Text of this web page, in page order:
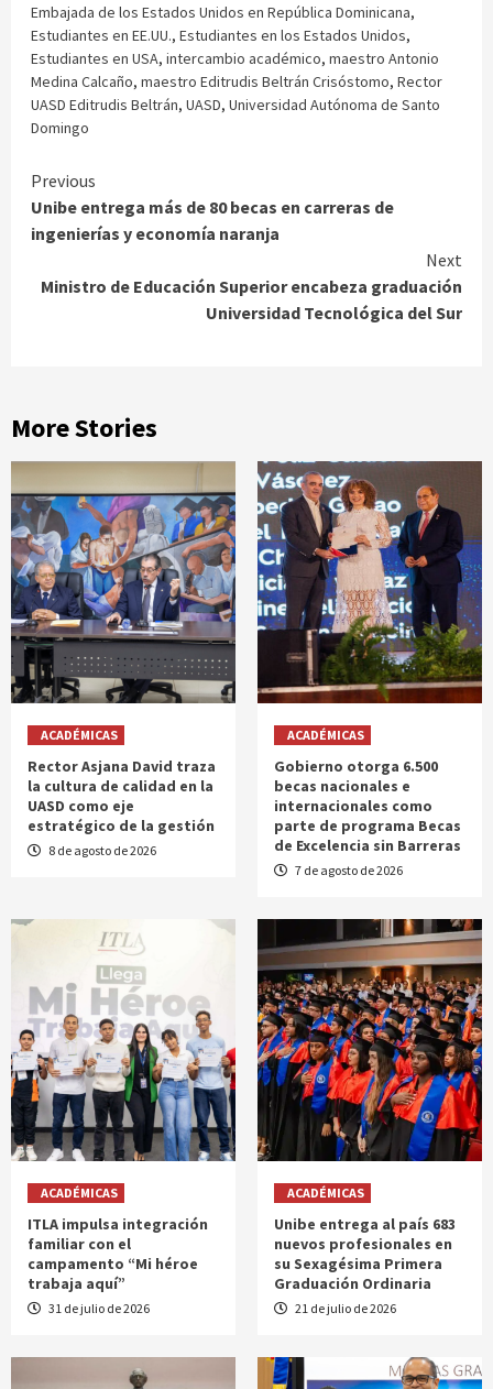
Embajada de los Estados Unidos en República Dominicana,
Estudiantes en EE.UU., Estudiantes en los Estados Unidos,
Estudiantes en USA, intercambio académico, maestro Antonio
Medina Calcaño, maestro Editrudis Beltrán Crisóstomo, Rector
UASD Editrudis Beltrán, UASD, Universidad Autónoma de Santo
Domingo
Continue
Reading
Previous
Unibe entrega más de 80 becas en carreras de
ingenierías y economía naranja
Next
Ministro de Educación Superior encabeza graduación
Universidad Tecnológica del Sur
More Stories
ACADÉMICAS
Rector Asjana David traza
la cultura de calidad en la
UASD como eje
estratégico de la gestión
8 de agosto de 2026
ACADÉMICAS
Gobierno otorga 6.500
becas nacionales e
internacionales como
parte de programa Becas
de Excelencia sin Barreras
7 de agosto de 2026
ACADÉMICAS
ITLA impulsa integración
familiar con el
campamento “Mi héroe
trabaja aquí”
31 de julio de 2026
ACADÉMICAS
Unibe entrega al país 683
nuevos profesionales en
su Sexagésima Primera
Graduación Ordinaria
21 de julio de 2026